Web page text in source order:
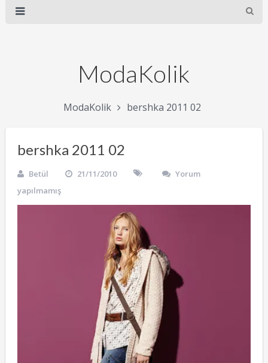
ModaKolik
ModaKolik bershka 2011 02
bershka 2011 02
Betül 21/11/2010
Yorum
yapılmamış